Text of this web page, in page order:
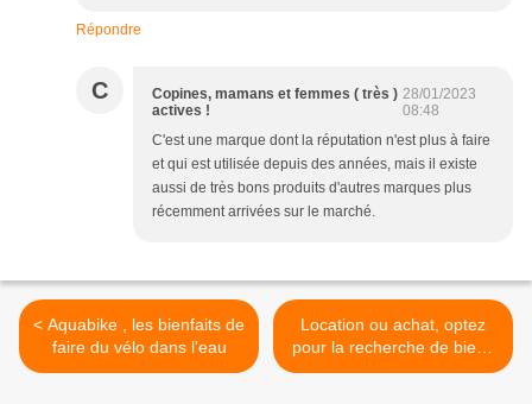
Répondre
C
Copines, mamans et femmes ( très )
actives !
28/01/2023
08:48
C'est une marque dont la réputation n'est plus à faire
et qui est utilisée depuis des années, mais il existe
aussi de très bons produits d'autres marques plus
récemment arrivées sur le marché.
< Aquabike , les bienfaits de
faire du vélo dans l'eau
Location ou achat, optez
pour la recherche de biens
en ligne. >